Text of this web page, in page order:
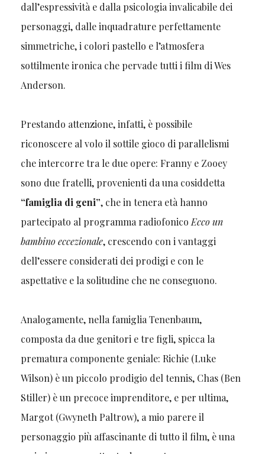
dall’espressività e dalla psicologia invalicabile dei
personaggi, dalle inquadrature perfettamente
simmetriche, i colori pastello e l’atmosfera
sottilmente ironica che pervade tutti i film di Wes
Anderson.
Prestando attenzione, infatti, è possibile
riconoscere al volo il sottile gioco di parallelismi
che intercorre tra le due opere: Franny e Zooey
sono due fratelli, provenienti da una cosiddetta
“famiglia di geni”, che in tenera età hanno
partecipato al programma radiofonicoEcco un
bambino eccezionale, crescendo con i vantaggi
dell’essere considerati dei prodigi e con le
aspettative e la solitudine che ne conseguono.
Analogamente, nella famiglia Tenenbaum,
composta da due genitori e tre figli, spicca la
prematura componente geniale: Richie (Luke
Wilson) è un piccolo prodigio del tennis, Chas (Ben
Stiller) è un precoce imprenditore, e per ultima,
Margot (Gwyneth Paltrow), a mio parere il
personaggio più affascinante di tutto il film, è una